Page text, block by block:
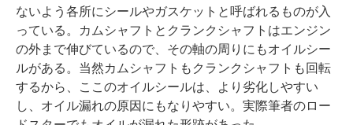
ないよう各所にシールやガスケットと呼ばれるものが入
っている。カムシャフトとクランクシャフトはエンジン
の外まで伸びているので、その軸の周りにもオイルシー
ルがある。当然カムシャフトもクランクシャフトも回転
するから、ここのオイルシールは、より劣化しやすい
し、オイル漏れの原因にもなりやすい。実際筆者のロー